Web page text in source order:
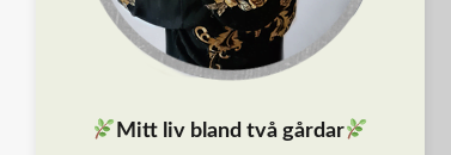
Mitt liv bland två gårdar